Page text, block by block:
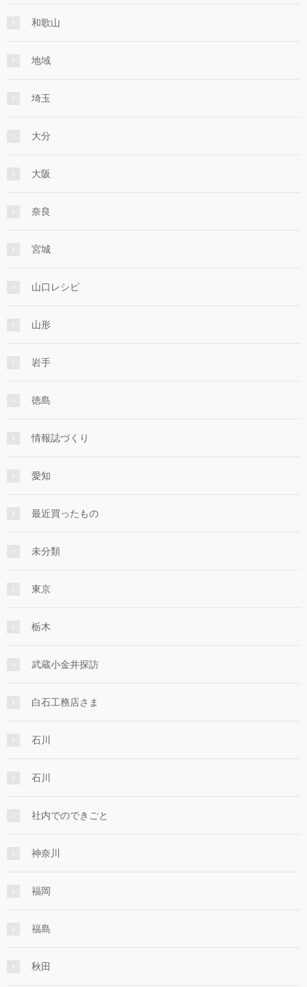
和歌山
地域
埼玉
大分
大阪
奈良
宮城
山口レシピ
山形
岩手
徳島
情報誌づくり
愛知
最近買ったもの
未分類
東京
栃木
武蔵小金井探訪
白石工務店さま
石川
石川
社内でのできごと
神奈川
福岡
福島
秋田